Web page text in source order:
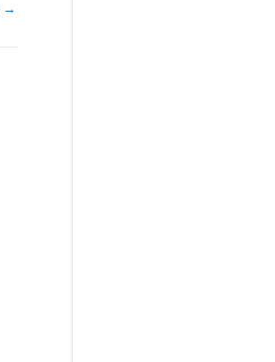
→